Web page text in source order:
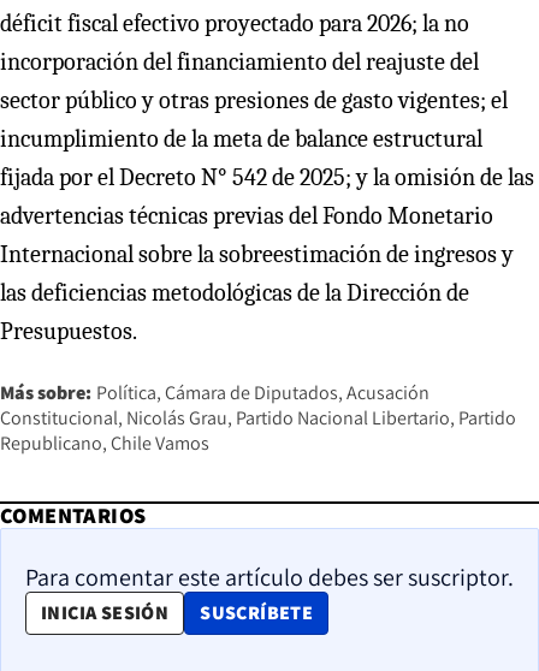
déficit fiscal efectivo proyectado para 2026; la no
incorporación del financiamiento del reajuste del
sector público y otras presiones de gasto vigentes; el
incumplimiento de la meta de balance estructural
fijada por el Decreto N° 542 de 2025; y la omisión de las
advertencias técnicas previas del Fondo Monetario
Internacional sobre la sobreestimación de ingresos y
las deficiencias metodológicas de la Dirección de
Presupuestos.
Más sobre: Política Cámara de Diputados Acusación
Constitucional Nicolás Grau Partido Nacional Libertario Partido
Republicano Chile Vamos
COMENTARIOS
Para comentar este artículo debes ser suscriptor.
INICIA SESIÓN SUSCRÍBETE
OPENS IN NEW WINDOW